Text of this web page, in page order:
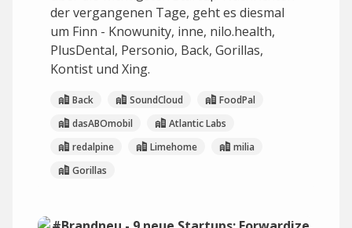
der vergangenen Tage, geht es diesmal
um Finn - Knowunity, inne, nilo.health,
PlusDental, Personio, Back, Gorillas,
Kontist und Xing.
Back SoundCloud
FoodPal
dasABOmobil
Atlantic Labs
redalpine
Limehome
milia
Gorillas